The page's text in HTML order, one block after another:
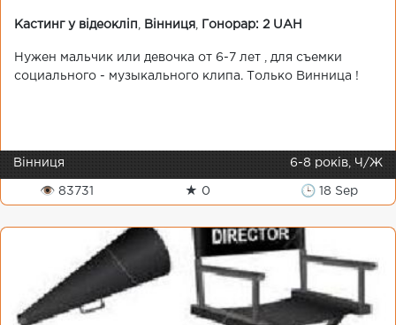
Кастинг у відеокліп Вінниця Гонорар: 2 UAH
Нужен мальчик или девочка от 6-7 лет , для съемки
социального - музыкального клипа. Только Винница !
Вінниця 6-8 років, Ч/Ж
👁 83731 ★ 0 🕒 18 Sep